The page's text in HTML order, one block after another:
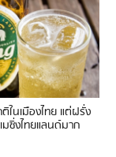
ในเมืองไทย แต่ฝรั่ง
ซิ่งไทยแลนด์มาก